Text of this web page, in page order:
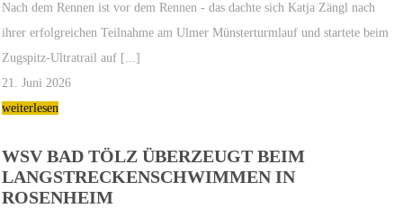
Nach dem Rennen ist vor dem Rennen - das dachte sich Katja Zängl nach
ihrer erfolgreichen Teilnahme am Ulmer Münsterturmlauf und startete beim
Zugspitz-Ultratrail auf [...]
21. Juni 2026
weiterlesen
WSV BAD TÖLZ ÜBERZEUGT BEIM
LANGSTRECKENSCHWIMMEN IN
ROSENHEIM